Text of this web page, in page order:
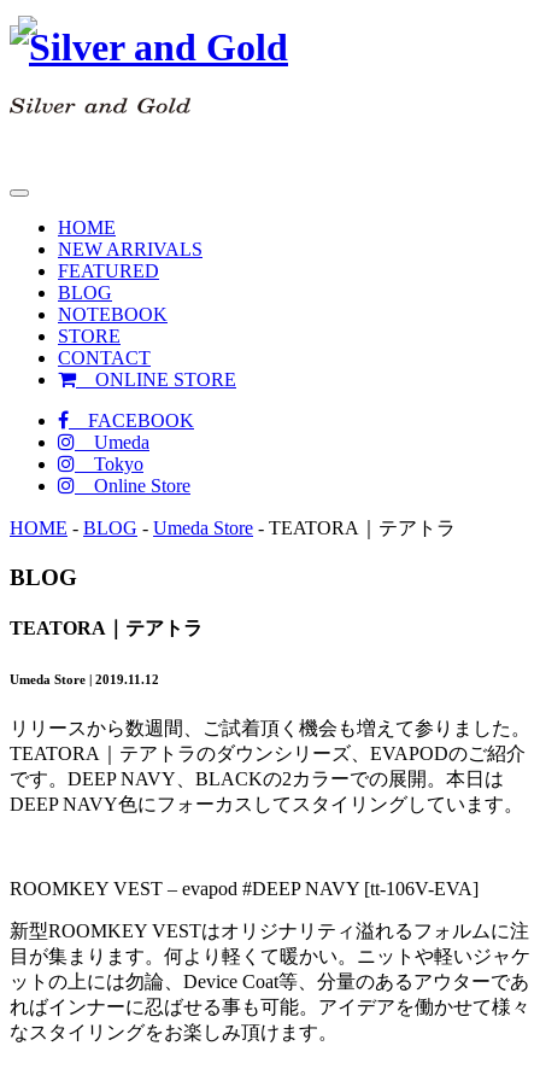
toggle
navigation
HOME
NEW ARRIVALS
FEATURED
BLOG
NOTEBOOK
STORE
CONTACT
ONLINE STORE
FACEBOOK
Umeda
Tokyo
Online Store
HOME - BLOG - Umeda Store - TEATORA｜テアトラ
BLOG
TEATORA｜テアトラ
Umeda Store | 2019.11.12
リリースから数週間、ご試着頂く機会も増えて参りました。
TEATORA｜テアトラのダウンシリーズ、EVAPODのご紹介
です。DEEP NAVY、BLACKの2カラーでの展開。本日は
DEEP NAVY色にフォーカスしてスタイリングしています。
ROOMKEY VEST – evapod #DEEP NAVY [tt-106V-EVA]
新型ROOMKEY VESTはオリジナリティ溢れるフォルムに注
目が集まります。何より軽くて暖かい。ニットや軽いジャケ
ットの上には勿論、Device Coat等、分量のあるアウターであ
ればインナーに忍ばせる事も可能。アイデアを働かせて様々
なスタイリングをお楽しみ頂けます。